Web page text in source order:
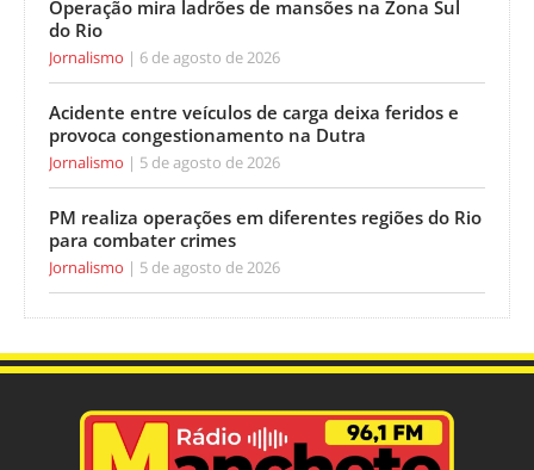
Operação mira ladrões de mansões na Zona Sul
do Rio
Jornalismo 6 de agosto de 2026
Acidente entre veículos de carga deixa feridos e
provoca congestionamento na Dutra
Jornalismo 5 de agosto de 2026
PM realiza operações em diferentes regiões do Rio
para combater crimes
Jornalismo 5 de agosto de 2026